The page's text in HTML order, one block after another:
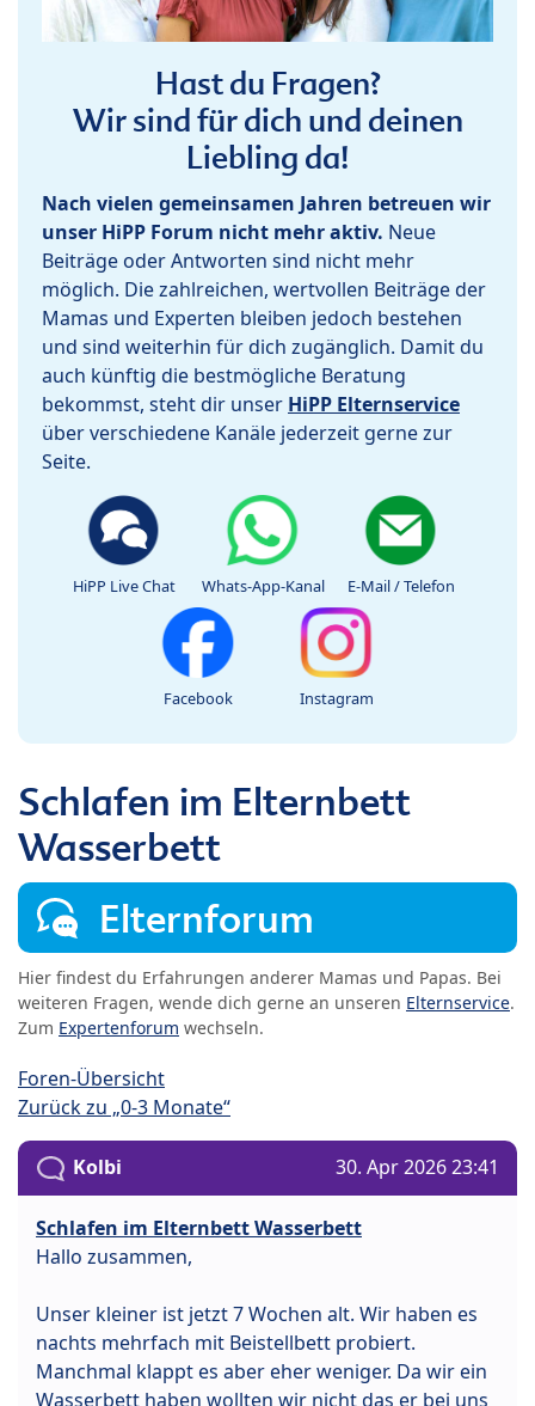
Hast du Fragen?
Wir sind für dich und deinen
Liebling da!
Nach vielen gemeinsamen Jahren betreuen wir
unser HiPP Forum nicht mehr aktiv. Neue
Beiträge oder Antworten sind nicht mehr
möglich. Die zahlreichen, wertvollen Beiträge der
Mamas und Experten bleiben jedoch bestehen
und sind weiterhin für dich zugänglich. Damit du
auch künftig die bestmögliche Beratung
bekommst, steht dir unser HiPP Elternservice
über verschiedene Kanäle jederzeit gerne zur
Seite.
HiPP Live Chat Whats-App-Kanal E-Mail / Telefon
Facebook Instagram
Schlafen im Elternbett
Wasserbett
Elternforum
Hier findest du Erfahrungen anderer Mamas und Papas. Bei
weiteren Fragen, wende dich gerne an unseren Elternservice.
Zum Expertenforum wechseln.
Foren-Übersicht
Zurück zu „0-3 Monate“
Kolbi 30. Apr 2026 23:41
Schlafen im Elternbett Wasserbett
Hallo zusammen,
Unser kleiner ist jetzt 7 Wochen alt. Wir haben es
nachts mehrfach mit Beistellbett probiert.
Manchmal klappt es aber eher weniger. Da wir ein
Wasserbett haben wollten wir nicht das er bei uns